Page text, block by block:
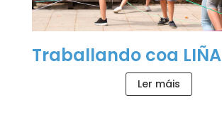
Traballando coa LIÑA
Ler máis